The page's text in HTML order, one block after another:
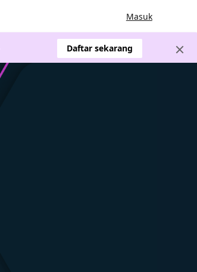
Masuk
Daftar sekarang